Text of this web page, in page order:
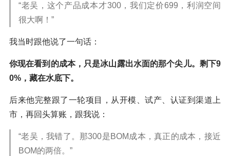
“老吴，这个产品成本才300，我们定价699，利润空间
很大啊！”
我当时跟他说了一句话：
你现在看到的成本，只是冰山露出水面的那个尖儿。剩下9
0%，藏在水底下。
后来他完整跟了一轮项目，从开模、试产、认证到渠道上
市，再回头算账，跟我说：
“老吴，我错了。那300是BOM成本，真正的成本，接近
BOM的两倍。”